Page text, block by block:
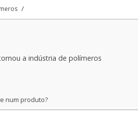
/
a indústria de polímeros
num produto?